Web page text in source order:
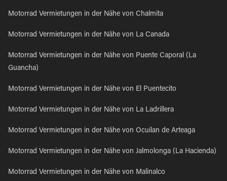
Motorrad Vermietungen in der Nähe von Chalmita
Motorrad Vermietungen in der Nähe von La Canada
Motorrad Vermietungen in der Nähe von Puente Caporal (La
Guancha)
Motorrad Vermietungen in der Nähe von El Puentecito
Motorrad Vermietungen in der Nähe von La Ladrillera
Motorrad Vermietungen in der Nähe von Ocuilan de Arteaga
Motorrad Vermietungen in der Nähe von Jalmolonga (La Hacienda)
Motorrad Vermietungen in der Nähe von Malinalco